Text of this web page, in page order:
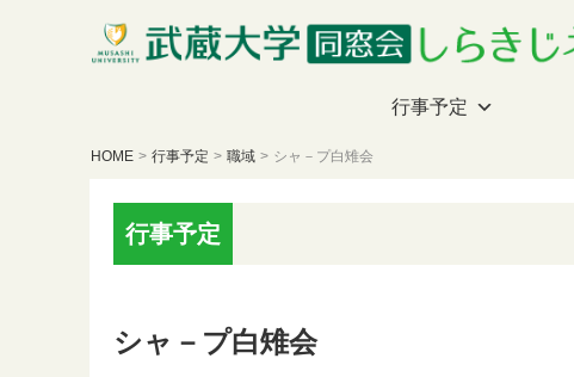
行事予定
HOME > 行事予定 > 職域 > シャ－プ白雉会
行事予定
シャ－プ白雉会